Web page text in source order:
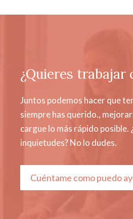
¿Quieres trabajar
Juntos podemos hacer que
siempre has querido.,
cargue lo más rápido posible.
inquietudes? No lo dudes.
Cuéntame como puedo